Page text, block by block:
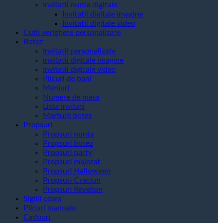
Invitatii nunta digitale
Invitatii digitale imagine
Invitatii digitale video
Cutii verighete personalizate
Botez
Invitatii personalizate
invitatii digitale imagine
Invitatii digitale video
Plicuri de bani
Meniuri
Numere de masa
Lista invitati
Marturii botez
Propsuri
Propsuri nunta
Propsuri botez
Propsuri party
Propsuri majorat
Propsuri Halloween
Propsuri Craciun
Propsuri Revelion
Sigilii ceara
Plicuri manuale
Cadouri